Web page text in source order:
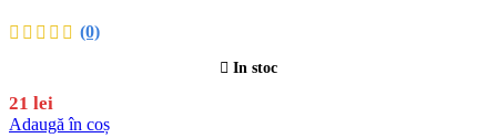
(0)
In stoc
21 lei
Adaugă în coș